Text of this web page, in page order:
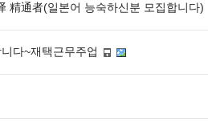
精通者(일본어 능숙하신분 모집합니다)
다~재택근무주업